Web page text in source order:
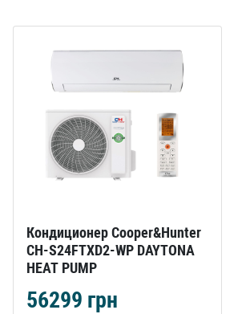
Кондиционер Cooper&Hunter
CH-S24FTXD2-WP DAYTONA
HEAT PUMP
56299 грн